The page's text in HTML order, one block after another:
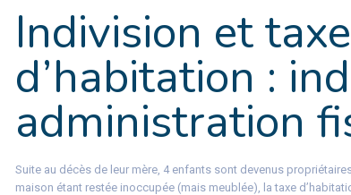
Indivision et taxe
d’habitation :
administration
Suite au décès de leur mère, 4 enfants sont devenus
maison étant restée inoccupée (mais meublée), la taxe